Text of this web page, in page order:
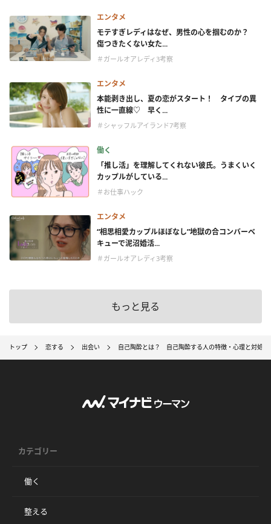
エンタメ
モテすぎレディはなぜ、男性の心を掴むのか？
傷つきたくない女た...
＃ガールオアレディ3考察
エンタメ
本能剥き出し、夏の恋がスタート！ タイプの異
性に一直線♡ 早く...
＃シャッフルアイランド7考察
働く
「推し活」を理解してくれない彼氏。うまくいく
カップルがしている...
＃お仕事ハック
エンタメ
“相思相愛カップルほぼなし”地獄の合コンバーベ
キューで泥沼婚活...
＃ガールオアレディ3考察
もっと見る
トップ 恋する 出会い 自己陶酔とは？ 自己陶酔する人の特徴・心理と対処法
カテゴリー
働く
整える